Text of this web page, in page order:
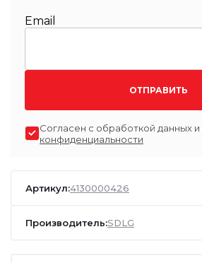
Email
ОТПРАВИТЬ
Согласен с обработкой данных и
конфиденциальности
Артикул:4130000426
Производитель:SDLG